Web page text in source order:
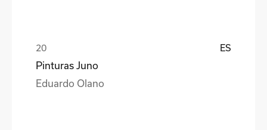
ES
Pinturas Juno
Eduardo Olano